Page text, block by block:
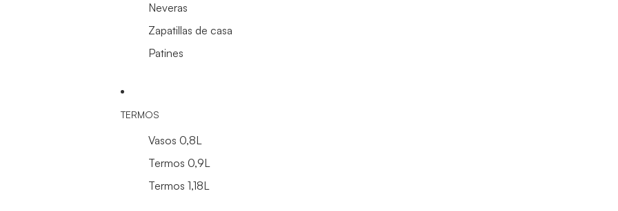
Neveras
Zapatillas de casa
Patines
TERMOS
Vasos 0,8L
Termos 0,9L
Termos 1,18L